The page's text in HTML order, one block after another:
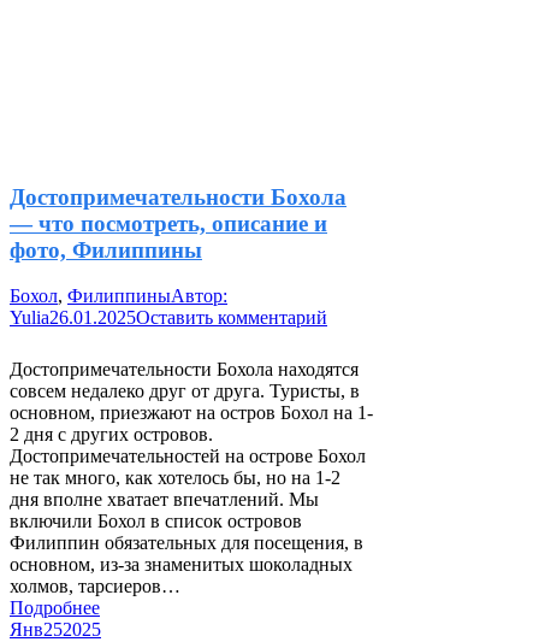
Достопримечательности Бохола
— что посмотреть, описание и
фото, Филиппины
Бохол, ФилиппиныАвтор:
Yulia26.01.2025Оставить комментарий
Достопримечательности Бохола находятся
совсем недалеко друг от друга. Туристы, в
основном, приезжают на остров Бохол на 1-
2 дня с других островов.
Достопримечательностей на острове Бохол
не так много, как хотелось бы, но на 1-2
дня вполне хватает впечатлений. Мы
включили Бохол в список островов
Филиппин обязательных для посещения, в
основном, из-за знаменитых шоколадных
холмов, тарсиеров…
Подробнее
Янв252025